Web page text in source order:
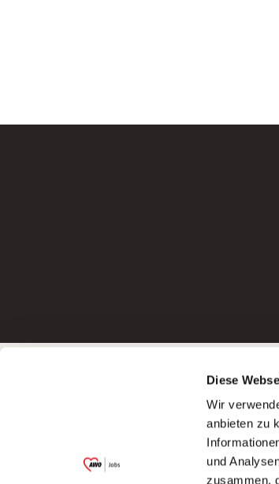
Diese
Wir
anbieten zu
und
zusammen,
Garitz Bewirtschaftungsbetriebe GmbH
(Ein Tochterunternehmen des AWO
Bezirksverbandes Unterfranken e.V.)